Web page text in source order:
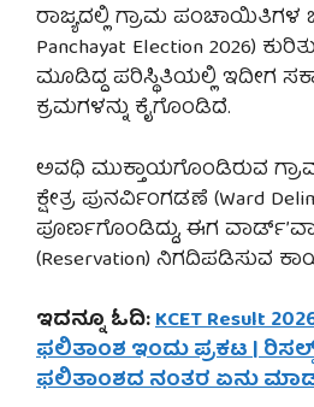
ರಾಜ್ಯದಲ್ಲಿ ಗ್ರಾಮ ಪಂಚಾಯಿತಿಗಳ
Panchayat Election 2026)
ಮೂಡಿದ್ದ ಪರಿಸ್ಥಿತಿಯಲ್ಲಿ ಇದೀಗ
ಕ್ರಮಗಳನ್ನು ಕೈಗೊಂಡಿದೆ.
ಅವಧಿ ಮುಕ್ತಾಯಗೊಂಡಿರುವ
ಕ್ಷೇತ್ರ ಪುನರ್ವಿಂಗಡಣೆ (Ward
ಪೂರ್ಣಗೊಂಡಿದ್ದು, ಈಗ
(Reservation) ನಿಗದಿಪಡಿಸುವ
ಇದನ್ನೂ ಓದಿ:KCET Result
ಫಲಿತಾಂಶ ಇಂದು ಪ್ರಕಟ |
ಫಲಿತಾಂಶದ ನಂತರ ಏನು